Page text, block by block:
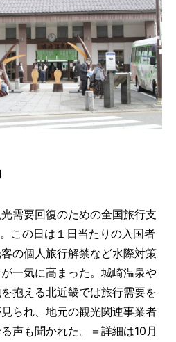
需要回復のための全国旅行支
この日は１日当たりの入国者
の個人旅行解禁など水際対策
一気に高まった。城崎温泉や
抱える北近畿では旅行需要を
られ、地元の観光関連事業者
声も聞かれた。＝詳細は10月